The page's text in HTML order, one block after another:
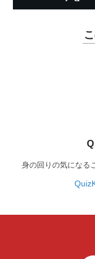
身の回りの気になる